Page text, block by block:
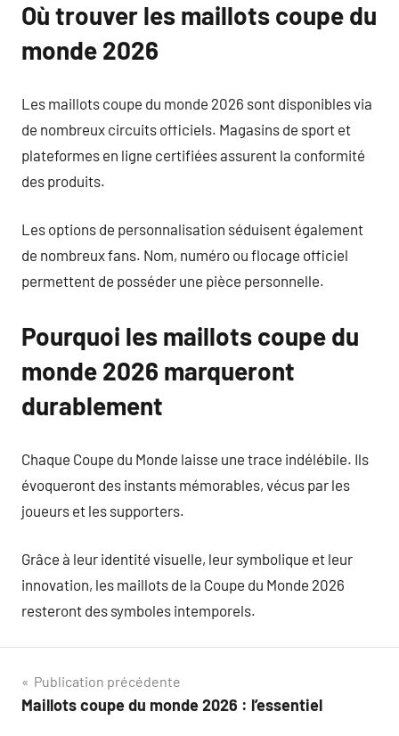
Où trouver les maillots coupe du
monde 2026
Les maillots coupe du monde 2026 sont disponibles via
de nombreux circuits officiels. Magasins de sport et
plateformes en ligne certifiées assurent la conformité
des produits.
Les options de personnalisation séduisent également
de nombreux fans. Nom, numéro ou flocage officiel
permettent de posséder une pièce personnelle.
Pourquoi les maillots coupe du
monde 2026 marqueront
durablement
Chaque Coupe du Monde laisse une trace indélébile. Ils
évoqueront des instants mémorables, vécus par les
joueurs et les supporters.
Grâce à leur identité visuelle, leur symbolique et leur
innovation, les maillots de la Coupe du Monde 2026
resteront des symboles intemporels.
Navigation
de
Publication précédente
Maillots coupe du monde 2026 : l’essentiel